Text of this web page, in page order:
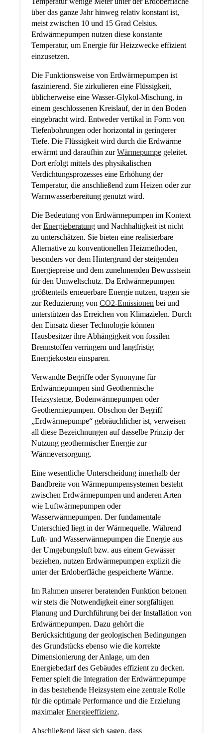
über das ganze Jahr hinweg relativ konstant ist,
meist zwischen 10 und 15 Grad Celsius.
Erdwärmepumpen nutzen diese konstante
Temperatur, um Energie für Heizzwecke effizient
einzusetzen.
Die Funktionsweise von Erdwärmepumpen ist
faszinierend. Sie zirkulieren eine Flüssigkeit,
üblicherweise eine Wasser-Glykol-Mischung, in
einem geschlossenen Kreislauf, der in den Boden
eingebracht wird. Entweder vertikal in Form von
Tiefenbohrungen oder horizontal in geringerer
Tiefe. Die Flüssigkeit wird durch die Erdwärme
erwärmt und daraufhin zurWärmepumpe geleitet.
Dort erfolgt mittels des physikalischen
Verdichtungsprozesses eine Erhöhung der
Temperatur, die anschließend zum Heizen oder zur
Warmwasserbereitung genutzt wird.
Die Bedeutung von Erdwärmepumpen im Kontext
derEnergieberatung und Nachhaltigkeit ist nicht
zu unterschätzen. Sie bieten eine realisierbare
Alternative zu konventionellen Heizmethoden,
besonders vor dem Hintergrund der steigenden
Energiepreise und dem zunehmenden Bewusstsein
für den Umweltschutz. Da Erdwärmepumpen
größtenteils erneuerbare Energie nutzen, tragen sie
zur Reduzierung von CO2-Emissionen bei und
unterstützen das Erreichen von Klimazielen. Durch
den Einsatz dieser Technologie können
Hausbesitzer ihre Abhängigkeit von fossilen
Brennstoffen verringern und langfristig
Energiekosten einsparen.
Verwandte Begriffe oder Synonyme für
Erdwärmepumpen sind Geothermische
Heizsysteme, Bodenwärmepumpen oder
Geothermiepumpen. Obschon der Begriff
„Erdwärmepumpe“ gebräuchlicher ist, verweisen
all diese Bezeichnungen auf dasselbe Prinzip der
Nutzung geothermischer Energie zur
Wärmeversorgung.
Eine wesentliche Unterscheidung innerhalb der
Bandbreite von Wärmepumpensystemen besteht
zwischen Erdwärmepumpen und anderen Arten
wie Luftwärmepumpen oder
Wasserwärmepumpen. Der fundamentale
Unterschied liegt in der Wärmequelle. Während
Luft- und Wasserwärmepumpen die Energie aus
der Umgebungsluft bzw. aus einem Gewässer
beziehen, nutzen Erdwärmepumpen explizit die
unter der Erdoberfläche gespeicherte Wärme.
Im Rahmen unserer beratenden Funktion betonen
wir stets die Notwendigkeit einer sorgfältigen
Planung und Durchführung bei der Installation von
Erdwärmepumpen. Dazu gehört die
Berücksichtigung der geologischen Bedingungen
des Grundstücks ebenso wie die korrekte
Dimensionierung der Anlage, um den
Energiebedarf des Gebäudes effizient zu decken.
Ferner spielt die Integration der Erdwärmepumpe
in das bestehende Heizsystem eine zentrale Rolle
für die optimale Performance und die Erzielung
maximalerEnergieeffizienz.
Abschließend lässt sich sagen, dass